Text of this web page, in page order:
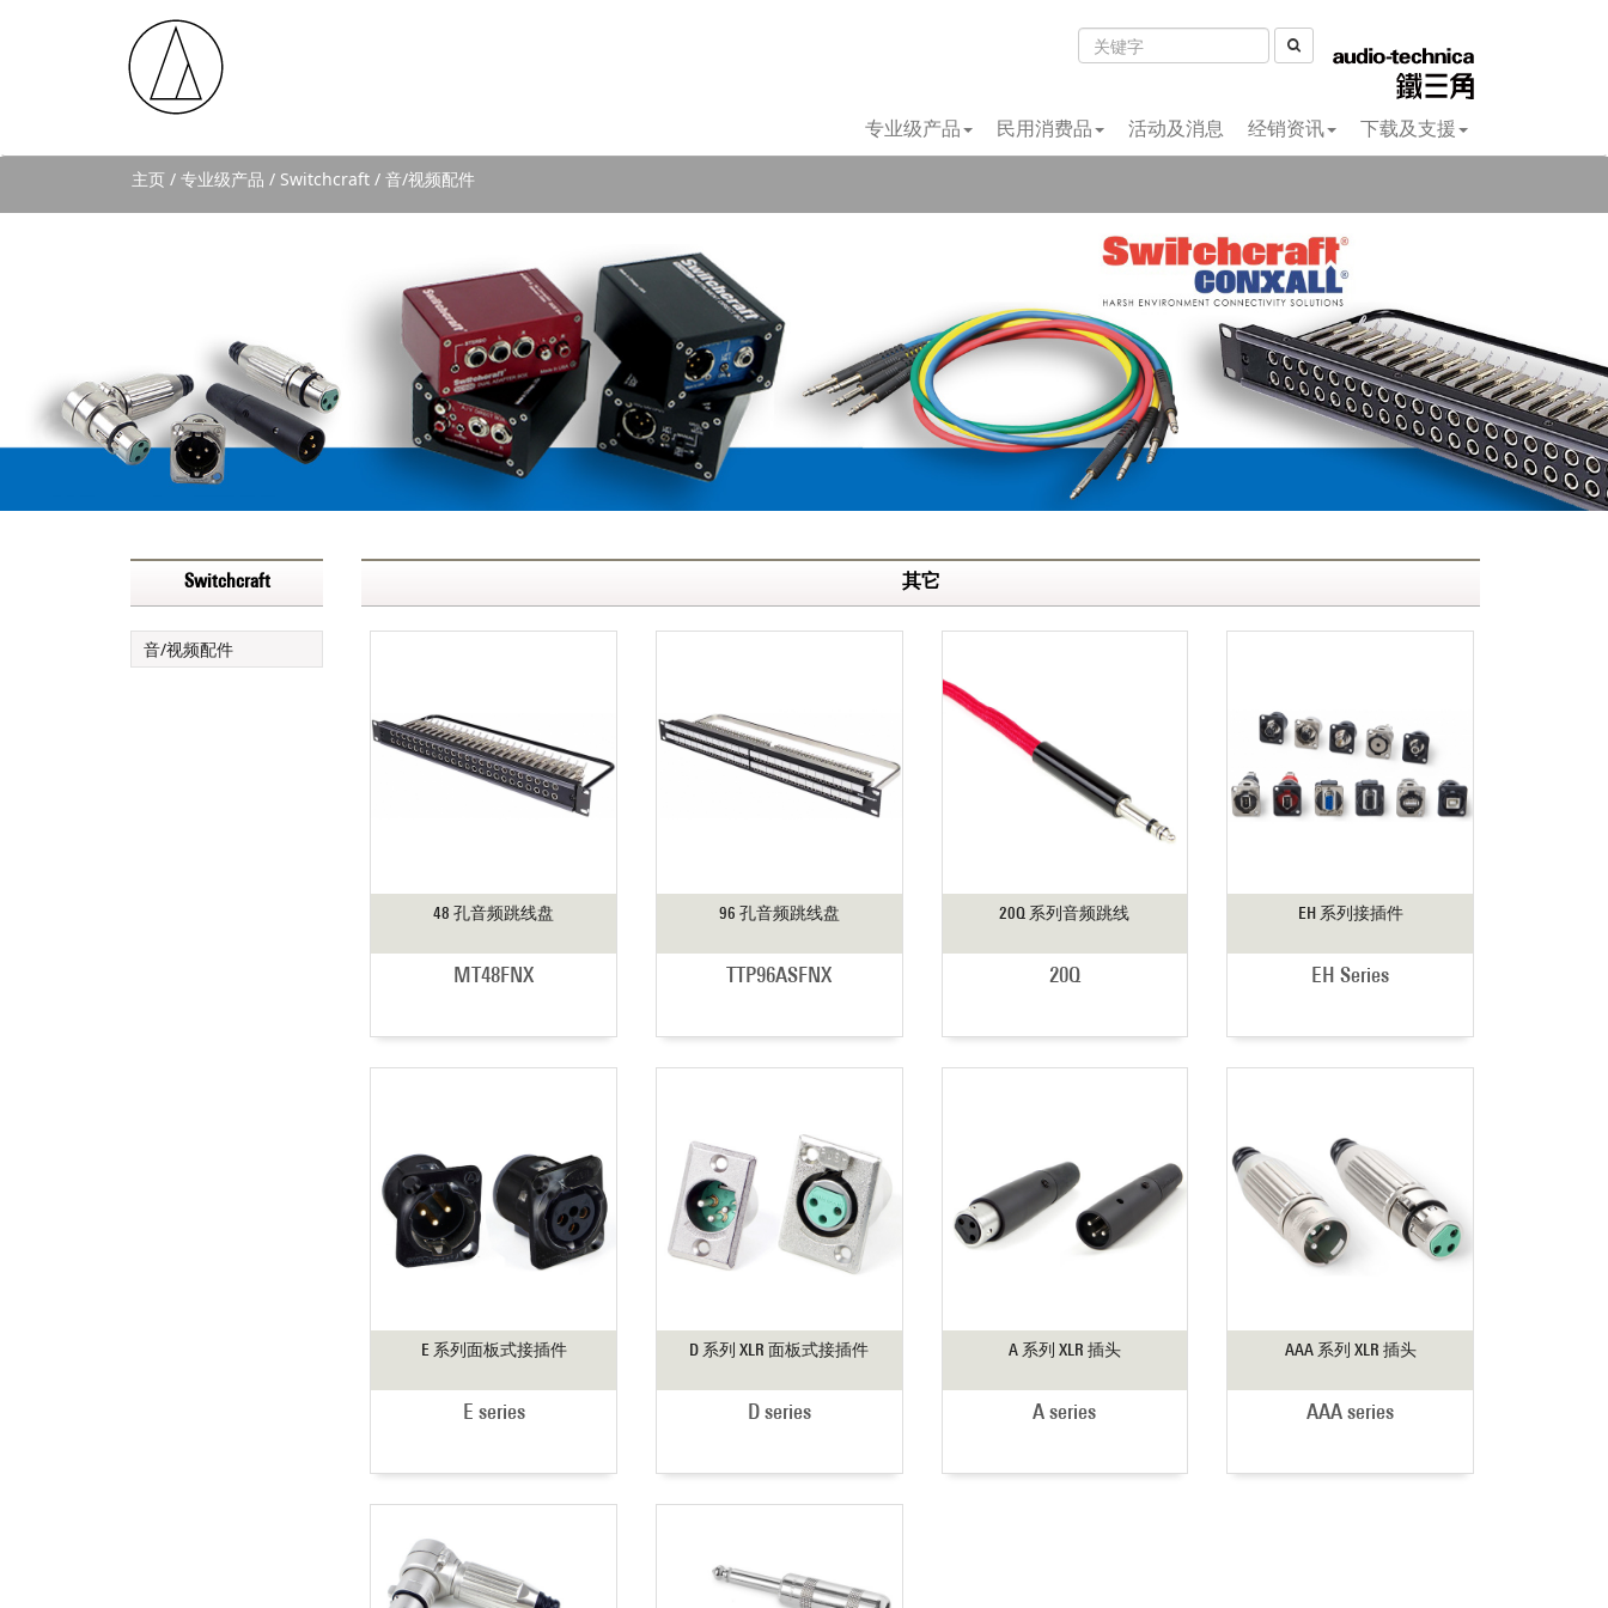
专业级产品 民用消费品 活动及消息 经销资讯 下载及支援
主页 / 专业级产品 / Switchcraft / 音/视频配件
Switchcraft
音/视频配件
其它
48 孔音频跳线盘
MT48FNX
96 孔音频跳线盘
TTP96ASFNX
20Q 系列音频跳线
20Q
EH 系列接插件
EH Series
E 系列面板式接插件
E series
D 系列 XLR 面板式接插件
D series
A 系列 XLR 插头
A series
AAA 系列 XLR 插头
AAA series